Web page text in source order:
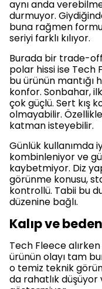
aynı anda
durmuyor.
buna rağmen
seriyi farklı kılıyor.
Burada bir trade-off
polar hissi ise Tech
bu ürünün mantığı
konfor. Sonbahar,
çok güçlü. Sert kış
olmayabilir.
katman isteyebilir.
Günlük kullanımda
kombinleniyor ve
kaybetmiyor. Diz
görünme konusu,
kontrollü. Tabii bu
düzenine bağlı.
Kalıp ve
Tech Fleece
ürünün olayı tam
o temiz teknik
da rahatlık